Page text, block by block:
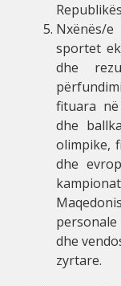
Nxënës/
sportet
dhe
fituara
dhe
olimpike,
dhe
dhe
zyrtare.